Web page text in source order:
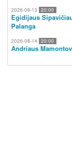
2026-08-13 20:00
Egidijaus
Palanga
2026-08-14 20:00
Andriaus